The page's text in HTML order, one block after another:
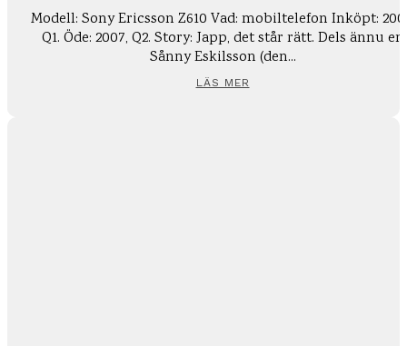
Modell: Sony Ericsson Z610 Vad: mobiltelefon Inköpt:
Q1. Öde: 2007, Q2. Story: Japp, det står rätt. Dels ännu en
Sånny Eskilsson (den...
LÄS MER